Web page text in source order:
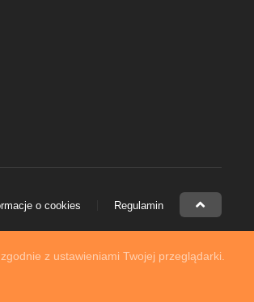
z ustawieniami Twojej przeglądarki.
o cookies Regulamin